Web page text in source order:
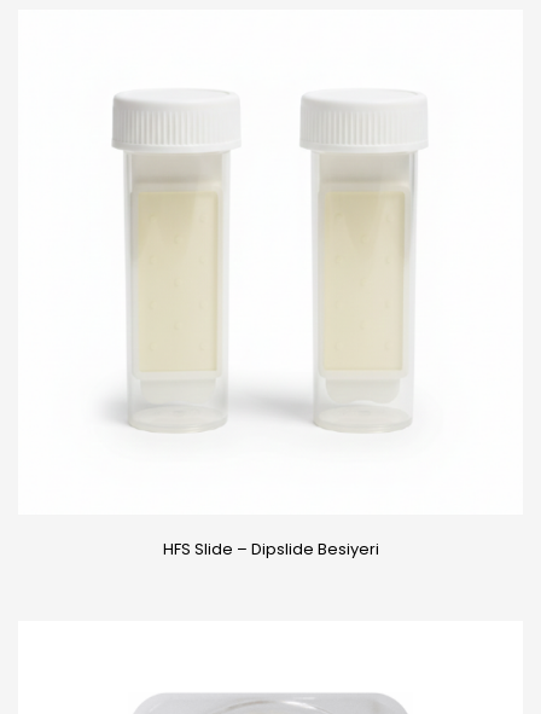
HFS Slide – Dipslide Besiyeri